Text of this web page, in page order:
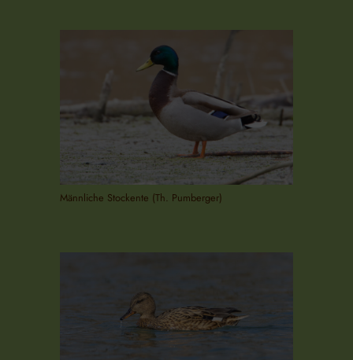
Männliche Stockente (Th. Pumberger)